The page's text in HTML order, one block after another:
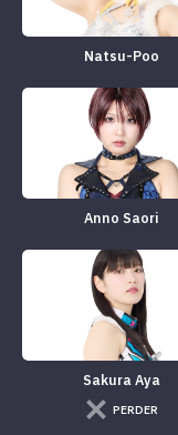
Natsu-Poo
Anno Saori
Sakura Aya
PERDER